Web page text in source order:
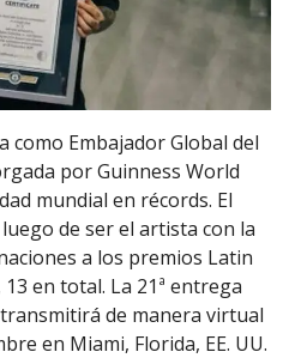
como Embajador Global del
por Guinness World
mundial en récords. El
de ser el artista con la
a los premios Latin
en total. La 21ª entrega
de manera virtual
en Miami, Florida, EE. UU.